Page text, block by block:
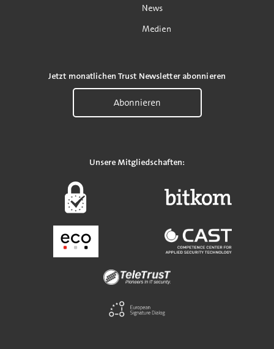
News
Medien
Jetzt monatlichen Trust Newsletter abonnieren
Abonnieren
Unsere Mitgliedschaften: